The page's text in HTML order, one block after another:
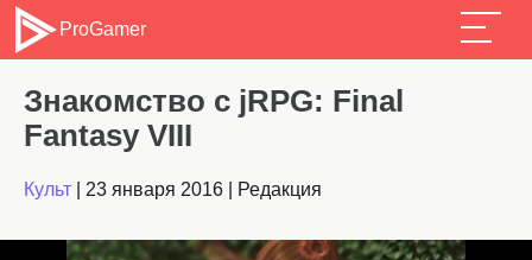
ProGamer
Знакомство с jRPG: Final
Fantasy VIII
Культ 23 января 2016 Редакция